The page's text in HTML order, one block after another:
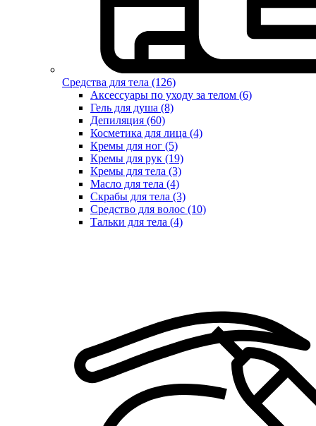
Средства для тела (126)
Аксессуары по уходу за телом (6)
Гель для душа (8)
Депиляция (60)
Косметика для лица (4)
Кремы для ног (5)
Кремы для рук (19)
Кремы для тела (3)
Масло для тела (4)
Скрабы для тела (3)
Средство для волос (10)
Тальки для тела (4)